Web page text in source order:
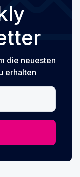
die neuesten
erhalten